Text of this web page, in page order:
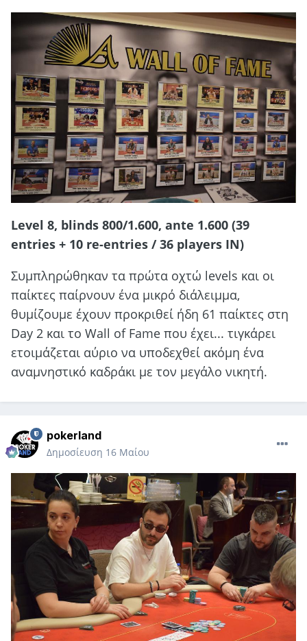
Level 8, blinds 800/1.600, ante 1.600 (39
entries + 10 re-entries / 36 players IN)
Συμπληρώθηκαν τα πρώτα οχτώ levels και οι
παίκτες παίρνουν ένα μικρό διάλειμμα,
θυμίζουμε έχουν προκριθεί ήδη 61 παίκτες στη
Day 2 και το Wall of Fame που έχει... τιγκάρει
ετοιμάζεται αύριο να υποδεχθεί ακόμη ένα
αναμνηστικό καδράκι με τον μεγάλο νικητή.
pokerland
Δημοσίευση 16 Μαίου